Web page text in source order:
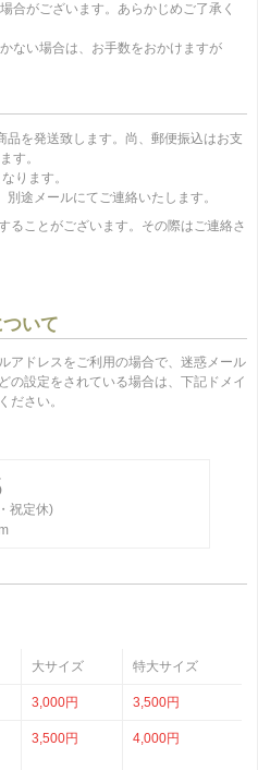
合がございます。あらかじめご了承く
ない場合は、お手数をおかけますが
品を発送致します。尚、郵便振込はお支
す。
ります。
途メールにてご連絡いたします。
ことがございます。その際はご連絡さ
いて
アドレスをご利用の場合で、迷惑メール
の設定をされている場合は、下記ドメイ
ださい。
祝定休)
大サイズ 特大サイズ
3,000円 3,500円
3,500円 4,000円